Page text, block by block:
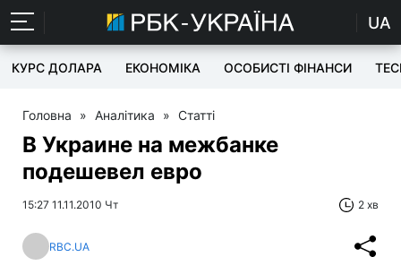
UA
КУРС ДОЛАРА ЕКОНОМІКА ОСОБИСТІ ФІНАНСИ
Головна » Аналітика » Статті
В Украине на межбанке
подешевел евро
15:27 11.11.2010 Чт 2 хв
RBC.UA